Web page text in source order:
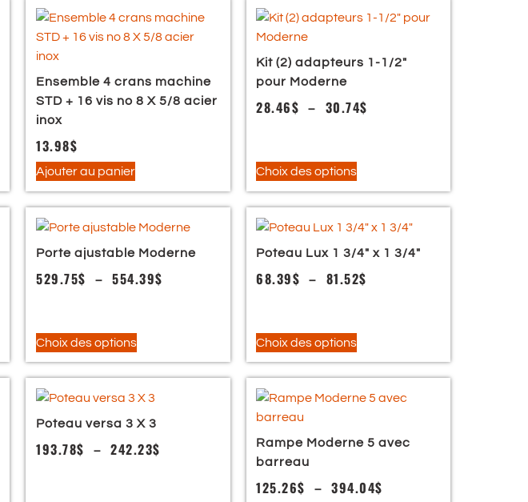
Ensemble 4 crans machine
STD + 16 vis no 8 X 5/8 acier
inox
13.98$
Ajouter au panier
Kit (2) adapteurs 1-1/2″
pour Moderne
28.46$ – 30.74$
Choix des options
Porte ajustable Moderne
529.75$ – 554.39$
Choix des options
Poteau Lux 1 3/4″ x 1 3/4″
68.39$ – 81.52$
Choix des options
Poteau versa 3 X 3
193.78$ – 242.23$
Rampe Moderne 5 avec
barreau
125.26$ – 394.04$